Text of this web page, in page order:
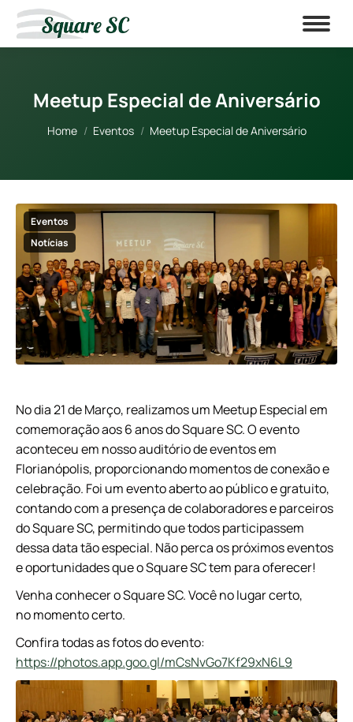
Meetup Especial de Aniversário
You are here:
Home Eventos Meetup Especial de Aniversário
Eventos
Notícias
No dia 21 de Março, realizamos um Meetup Especial em
comemoração aos 6 anos do Square SC. O evento
aconteceu em nosso auditório de eventos em
Florianópolis, proporcionando momentos de conexão e
celebração. Foi um evento aberto ao público e gratuito,
contando com a presença de colaboradores e parceiros
do Square SC, permitindo que todos participassem
dessa data tão especial. Não perca os próximos eventos
e oportunidades que o Square SC tem para oferecer!
Venha conhecer o Square SC. Você no lugar certo,
no momento certo.
Confira todas as fotos do evento:
https://photos.app.goo.gl/mCsNvGo7Kf29xN6L9